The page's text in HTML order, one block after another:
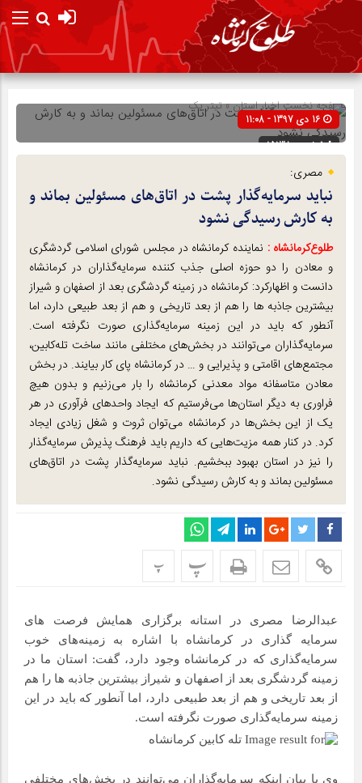
صفحه نخستاخبار استان»تیتر یک
شناسه : 15138
مصری:
نباید سرمایه‌گذار پشت در اتاق‌های مسئولین بماند و
به کارش رسیدگی نشود
طلوع‌‌کرمانشاه : نماینده کرمانشاه در مجلس شورای اسلامی گردشگری
و معادن را دو حوزه اصلی جذب کننده سرمایه‌گذاران در کرمانشاه
دانست و اظهارکرد: کرمانشاه در زمینه گردشگری بعد از اصفهان و شیراز
بیشترین جاذبه ها را هم از بعد تاریخی و هم از بعد طبیعی دارد، اما
آنطور که باید در این زمینه سرمایه‌گذاری صورت نگرفته است.
سرمایه‌گذاران می‌توانند در بخش‌های مختلفی مانند ساخت تله‌کابین،
مجتمع‌های اقامتی و پذیرایی و … در کرمانشاه پای کار بیایند. در بخش
معادن متاسفانه مواد معدنی کرمانشاه را بار می‌زنیم و بدون هیچ
فراوری به دیگر استان‌ها می‌فرستیم که ایجاد واحدهای فرآوری در هر
یک از این بخش‌ها در کرمانشاه می‌توان ثروت و شغل زیادی ایجاد
کرد. در کنار همه مزیت‌هایی که داریم باید فرهنگ پذیرش سرمایه‌گذار
را نیز در استان بهبود ببخشیم. نباید سرمایه‌گذار پشت در اتاق‌های
مسئولین بماند و به کارش رسیدگی نشود.
پ پ
عبدالرضا مصری در استانه برگزاری همایش فرصت های
سرمایه گذاری در کرمانشاه با اشاره به زمینه‌های خوب
سرمایه‌گذاری که در کرمانشاه وجود دارد، گفت: استان ما در
زمینه گردشگری بعد از اصفهان و شیراز بیشترین جاذبه ها را هم
از بعد تاریخی و هم از بعد طبیعی دارد، اما آنطور که باید در این
زمینه سرمایه‌گذاری صورت نگرفته است.
وی با بیان اینکه سرمایه‌گذاران می‌توانند در بخش‌های مختلفی